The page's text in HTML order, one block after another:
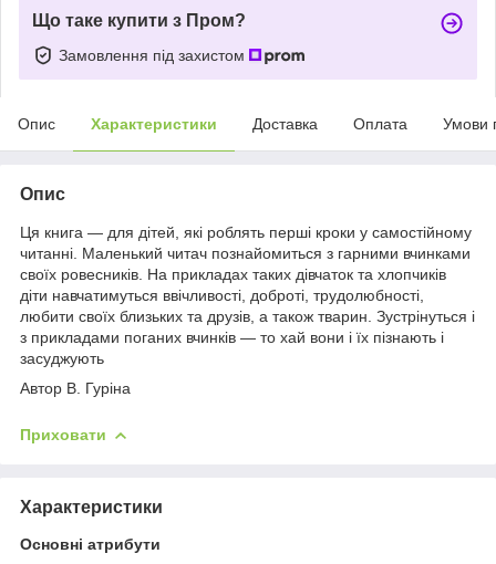
Що таке купити з Пром?
Замовлення під захистом
Опис Характеристики Доставка Оплата Умови
Опис
Ця книга — для дітей, які роблять перші кроки у самостійному
читанні. Маленький читач познайомиться з гарними вчинками
своїх ровесників. На прикладах таких дівчаток та хлопчиків
діти навчатимуться ввічливості, доброті, трудолюбності,
любити своїх близьких та друзів, а також тварин. Зустрінуться і
з прикладами поганих вчинків — то хай вони і їх пізнають і
засуджують
Автор В. Гуріна
Приховати
Характеристики
Основні атрибути